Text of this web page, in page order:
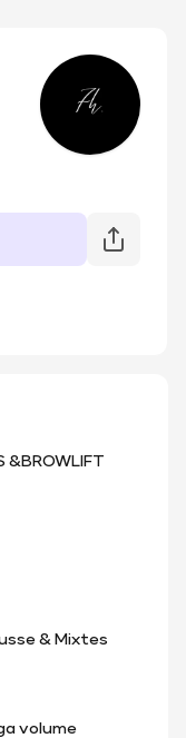
&BROWLIFT
& Mixtes
volume